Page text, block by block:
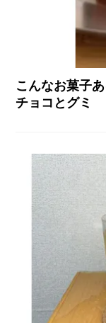
こんなお菓子
チョコとグミ